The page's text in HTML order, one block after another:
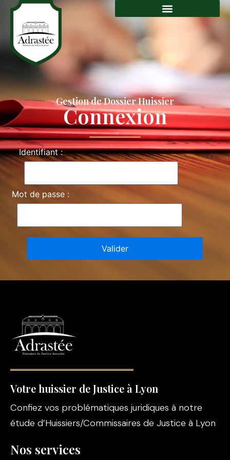
Gestion de Dossier Huissier
Connexion
Identifiant :
Mot de passe :
Votre huissier de Justice à Lyon
Confiez vos problématiques juridiques à notre
étude d’Huissiers/Commissaires de Justice à Lyon
Nos services